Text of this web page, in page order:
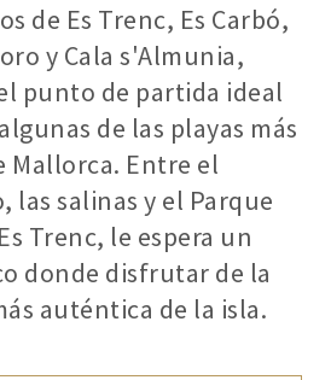
de Es Trenc, Es Carbó,
y Cala s'Almunia,
punto de partida ideal
de las playas más
Mallorca. Entre el
las salinas y el Parque
Trenc, le espera un
donde disfrutar de la
auténtica de la isla.